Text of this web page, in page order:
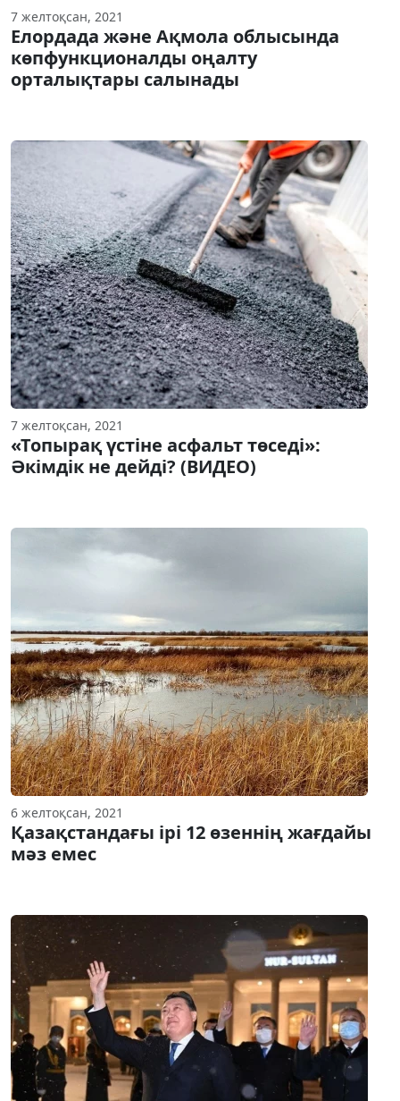
7 желтоқсан, 2021
Елордада және Ақмола облысында
көпфункционалды оңалту
орталықтары салынады
7 желтоқсан, 2021
«Топырақ үстіне асфальт төседі»:
Әкімдік не дейді? (ВИДЕО)
6 желтоқсан, 2021
Қазақстандағы ірі 12 өзеннің жағдайы
мәз емес